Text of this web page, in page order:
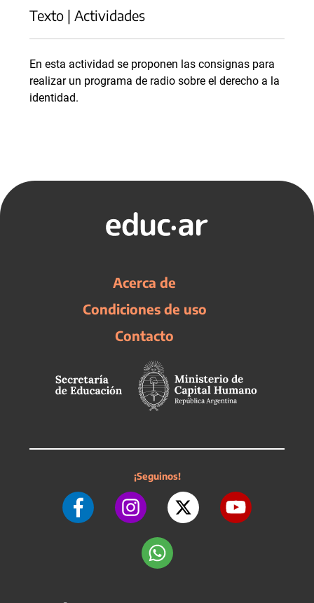
Texto | Actividades
En esta actividad se proponen las consignas para
realizar un programa de radio sobre el derecho a la
identidad.
Acerca de
Condiciones de uso
Contacto
¡Seguinos!